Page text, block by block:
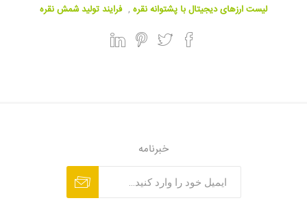
لیست ارزهای دیجیتال با پشتوانه نقره , فرایند تولید شمش نقره
خبرنامه